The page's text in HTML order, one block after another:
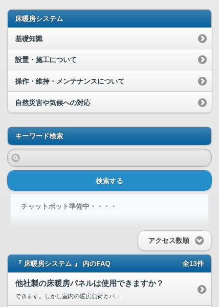
床暖房システム
基礎知識
設置・施工について
操作・維持・メンテナンスについて
自然災害や気候への対応
キーワード検索
検索する
チャットボット準備中・・・・
アクセス数順
『 床暖房システム 』 内のFAQ 全13件
他社製の床暖房パネルは使用できますか？
できます。しかし室内の暖房負荷とパ...